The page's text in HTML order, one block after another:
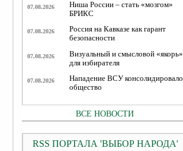
07.08.2026
Ниша России – стать «мозгом»
БРИКС
07.08.2026
Россия на Кавказе как гарант
безопасности
07.08.2026
Визуальный и смысловой «якорь»
для избирателя
07.08.2026
Нападение ВСУ консолидировало
общество
ВСЕ НОВОСТИ
RSS ПОРТАЛА 'ВЫБОР НАРОДА'